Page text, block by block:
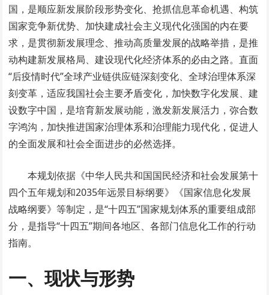
国，是顺应新发展阶段形势变化、抢抓信息革命机遇、构筑
国家竞争新优势、加快建成社会主义现代化强国的内在要
求，是贯彻新发展理念、推动高质量发展的战略举措，是推
动构建新发展格局、建设现代化经济体系的必由之路。直面
“后疫情时代”全球产业链供应链深刻变化、全球治理体系深
刻变革，适应我国社会主要矛盾变化，加快数字化发展、建
设数字中国，是培育新发展动能，激发新发展活力，弥合数
字鸿沟，加快推进国家治理体系和治理能力现代化，促进人
的全面发展和社会全面进步的必然选择。
本规划依据《中华人民共和国国民经济和社会发展第十
四个五年规划和2035年远景目标纲要》《国家信息化发展
战略纲要》等制定，是“十四五”国家规划体系的重要组成部
分，是指导“十四五”期间各地区、各部门信息化工作的行动
指南。
一、现状与形势